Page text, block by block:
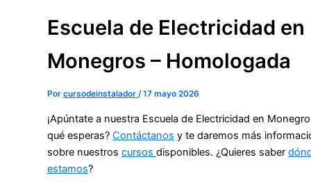
Escuela de Electricidad en
Monegros – Homologada
Por cursodeinstalador /17 mayo 2026
¡Apúntate a nuestra Escuela de Electricidad en
qué esperas? Contáctanos y te daremos más
sobre nuestros cursos disponibles. ¿Quieres saber
estamos?